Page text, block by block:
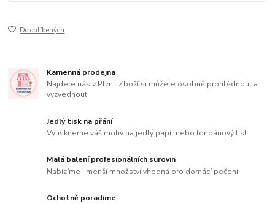
Do oblíbených
Kamenná prodejna
Najdete nás v Plzni. Zboží si můžete osobně prohlédnout a
vyzvednout.
Jedlý tisk na přání
Vytiskneme váš motiv na jedlý papír nebo fondánový list.
Malá balení profesionálních surovin
Nabízíme i menší množství vhodná pro domácí pečení.
Ochotně poradíme